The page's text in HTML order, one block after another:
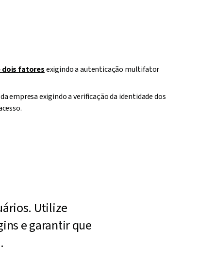
dois fatoresexigindo a autenticação multifator
empresa exigindo a verificação da identidade dos
Utilize
e garantir que